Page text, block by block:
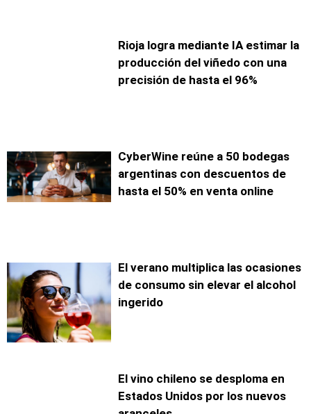
Rioja logra mediante IA estimar la
producción del viñedo con una
precisión de hasta el 96%
CyberWine reúne a 50 bodegas
argentinas con descuentos de
hasta el 50% en venta online
El verano multiplica las ocasiones
de consumo sin elevar el alcohol
ingerido
El vino chileno se desploma en
Estados Unidos por los nuevos